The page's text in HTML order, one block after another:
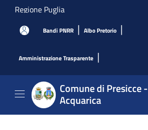
Salta al contenuto principale
Regione Puglia
Bandi PNRR | Albo Pretorio |
Amministrazione Trasparente |
Comune di Presicce -
Acquarica